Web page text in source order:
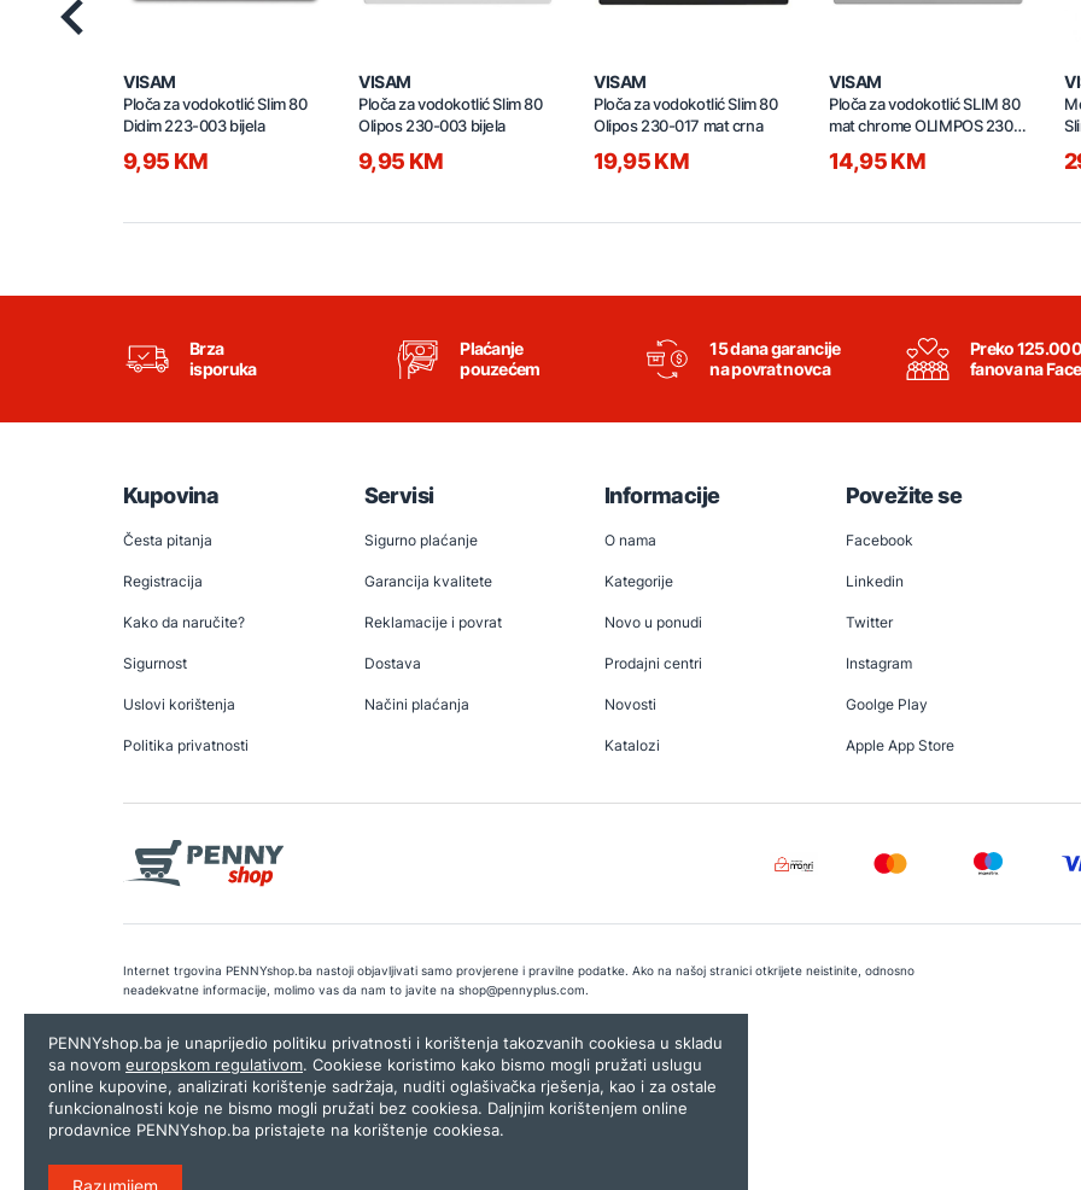
VISAM
Ploča za vodokotlić Slim 80
Didim 223-003 bijela
9,95 KM
VISAM
Ploča za vodokotlić Slim 80
Olipos 230-003 bijela
9,95 KM
VISAM
Ploča za vodokotlić Slim 80
Olipos 230-017 mat crna
19,95 KM
VISAM
Ploča za vodokotlić SLIM 80
mat chrome OLIMPOS 230-
001
14,95 KM
Brza
isporuka
Plaćanje
pouzećem
15 dana garancije
na povrat novca
Preko 125.000
fanova na
Kupovina
Česta pitanja
Registracija
Kako da naručite?
Sigurnost
Uslovi korištenja
Politika privatnosti
Servisi
Sigurno plaćanje
Garancija kvalitete
Reklamacije i povrat
Dostava
Načini plaćanja
Informacije
O nama
Kategorije
Novo u ponudi
Prodajni centri
Novosti
Katalozi
Povežite se
Facebook
Linkedin
Twitter
Instagram
Goolge Play
Apple App Store
Internet trgovina PENNYshop.ba nastoji objavljivati samo provjerene i pravilne podatke. Ako na našoj stranici otkrijete neistinite, odnosno
neadekvatne informacije, molimo vas da nam to javite na shop@pennyplus.com.
Copyright © 2026.Penny plus d.o.o. Sarajevo.Dizajn i programiranje:Lampa.ba
PENNYshop.ba je unaprijedio politiku privatnosti i korištenja takozvanih cookiesa u skladu
sa novom europskom regulativom. Cookiese koristimo kako bismo mogli pružati uslugu
online kupovine, analizirati korištenje sadržaja, nuditi oglašivačka rješenja, kao i za ostale
funkcionalnosti koje ne bismo mogli pružati bez cookiesa. Daljnjim korištenjem online
prodavnice PENNYshop.ba pristajete na korištenje cookiesa.
Razumijem